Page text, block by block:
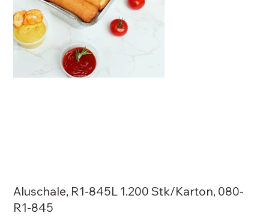
Aluschale, R1-845L 1.200 Stk/Karton, 080-
R1-845